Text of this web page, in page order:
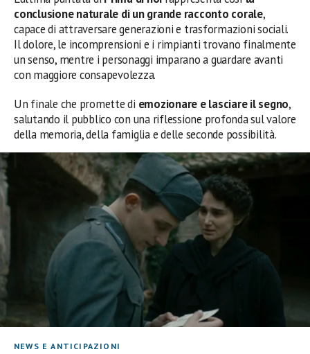
conclusione naturale di un grande racconto corale,
capace di attraversare generazioni e trasformazioni sociali.
Il dolore, le incomprensioni e i rimpianti trovano finalmente
un senso, mentre i personaggi imparano a guardare avanti
con maggiore consapevolezza.
Un finale che promette di emozionare e lasciare il segno,
salutando il pubblico con una riflessione profonda sul valore
della memoria, della famiglia e delle seconde possibilità.
NEWS E ANTICIPAZIONI